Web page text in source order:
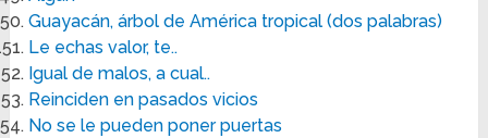
Guayacán, árbol de América tropical (dos palabras)
Le echas valor, te..
Igual de malos, a cual..
Reinciden en pasados vicios
No se le pueden poner puertas